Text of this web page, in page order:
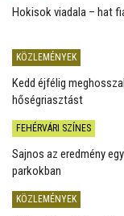
Hokisok viadala – hat
KÖZLEMÉNYEK
Kedd éjfélig
hőségriasztást
FEHÉRVÁRI SZÍNES
Sajnos az eredmény
parkokban
KÖZLEMÉNYEK